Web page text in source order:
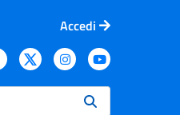
Accedi